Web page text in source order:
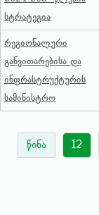
სტრატეგია
რეგიონალური
განვითარებისა და
ინფრასტრუქტურის
სამინისტრო
წინა 12